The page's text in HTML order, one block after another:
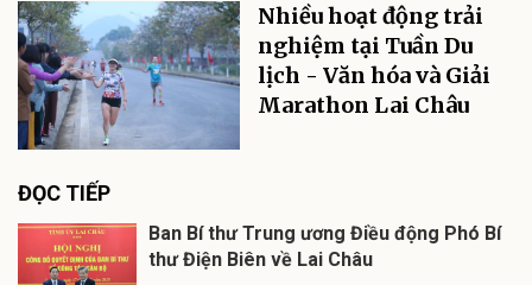
Nhiều hoạt động trải
nghiệm tại Tuần Du
lịch - Văn hóa và Giải
Marathon Lai Châu
ĐỌC TIẾP
Ban Bí thư Trung ương Điều động Phó Bí
thư Điện Biên về Lai Châu